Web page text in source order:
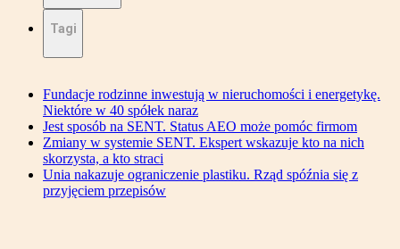
Tagi
Fundacje rodzinne inwestują w nieruchomości i energetykę.
Niektóre w 40 spółek naraz
Jest sposób na SENT. Status AEO może pomóc firmom
Zmiany w systemie SENT. Ekspert wskazuje kto na nich
skorzysta, a kto straci
Unia nakazuje ograniczenie plastiku. Rząd spóźnia się z
przyjęciem przepisów